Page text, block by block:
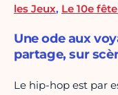
les Jeux, Le 10e
Une ode aux
partage, sur
Le hip-hop est par